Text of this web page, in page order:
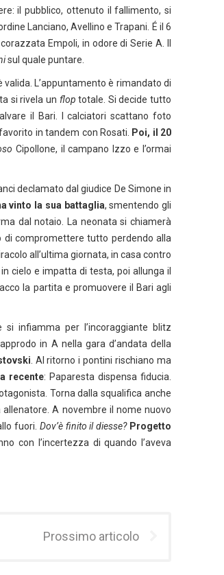
il pubblico, ottenuto il fallimento, si
Lanciano, Avellino e Trapani. É il 6
Empoli, in odore di Serie A. Il
sul quale puntare.
valida. L’appuntamento è rimandato di
si rivela un flop totale. Si decide tutto
il Bari. I calciatori scattano foto
in tandem con Rosati.
Poi, il 20
Cipollone, il campano Izzo e l’ormai
declamato dal giudice De Simone in
vinto la sua battaglia, smentendo gli
dal notaio. La neonata si chiamerà
di compromettere tutto perdendo alla
all’ultima giornata, in casa contro
cielo e impatta di testa, poi allunga il
la partita e promuovere il Bari agli
infiamma per l’incoraggiante blitz
in A nella gara d’andata della
. Al ritorno i pontini rischiano ma
recente: Paparesta dispensa fiducia.
Torna dalla squalifica anche
A novembre il nome nuovo
fuori. Dov’è finito il diesse? Progetto
con l’incertezza di quando l’aveva
Prossimo articolo